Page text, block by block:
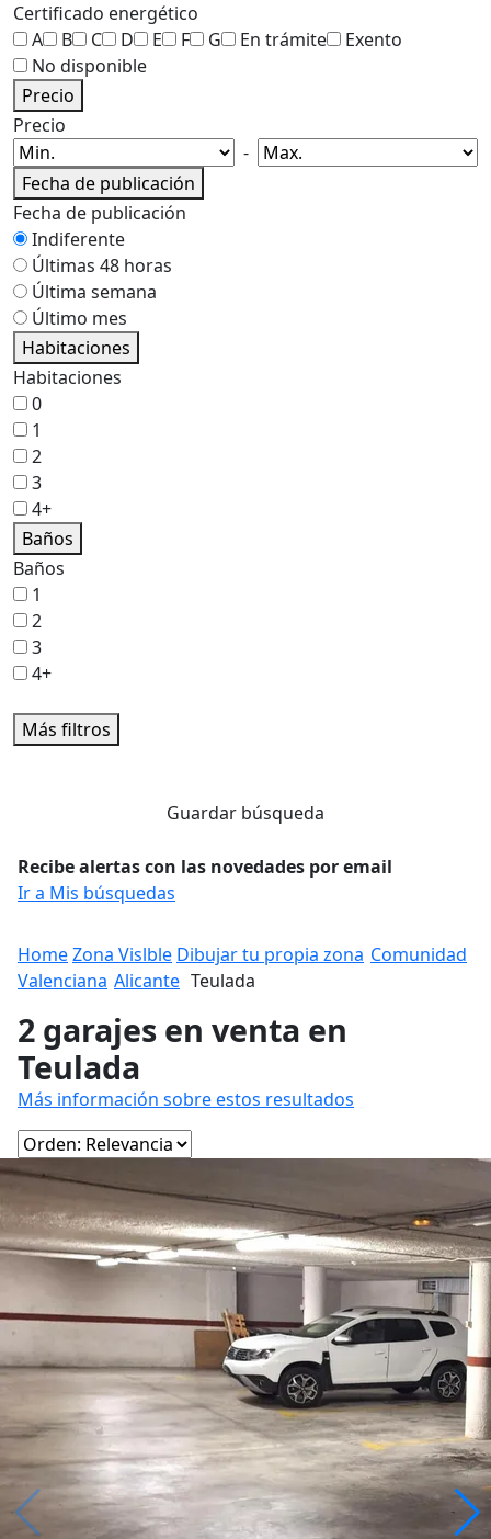
Certificado energético
A
B C D E F G En trámite
Exento
No disponible
Precio
Precio
-
Fecha de publicación
Fecha de publicación
Indiferente
Últimas 48 horas
Última semana
Último mes
Habitaciones
Habitaciones
0
1
2
3
4+
Baños
Baños
1
2
3
4+
Más filtros
Guardar búsqueda
Recibe alertas con las novedades por email
Ir a Mis búsquedas
HomeZona Vislble Dibujar tu propia zona Comunidad
Valenciana Alicante Teulada
2 garajes en venta en
Teulada
Más información sobre estos resultados